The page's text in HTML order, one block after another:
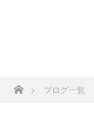
ホームブログ一覧